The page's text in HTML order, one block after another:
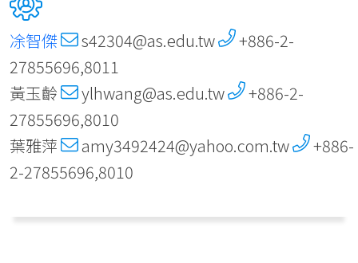
凃智傑 s42304@as.edu.tw
+886-2-
27855696,8011
黃玉齡
ylhwang@as.edu.tw
+886-2-
27855696,8010
葉雅萍
amy3492424@yahoo.com.tw
+886-
2-27855696,8010